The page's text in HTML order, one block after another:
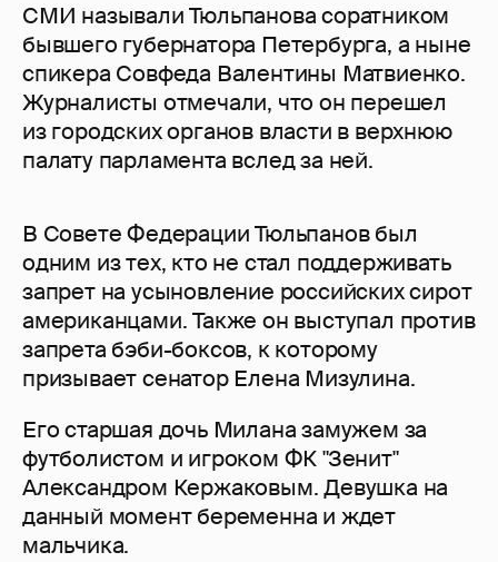
СМИ называли Тюльпанова соратником
бывшего губернатора Петербурга, а ныне
спикера Совфеда Валентины Матвиенко.
Журналисты отмечали, что он перешел
из городских органов власти в верхнюю
палату парламента вслед за ней.
В Совете Федерации Тюльпанов был
одним из тех, кто не стал поддерживать
запрет на усыновление российских сирот
американцами. Также он выступал против
запрета бэби-боксов, к которому
призывает сенатор Елена Мизулина.
Его старшая дочь Милана замужем за
футболистом и игроком ФК "Зенит"
Александром Кержаковым. Девушка на
данный момент беременна и ждет
мальчика.